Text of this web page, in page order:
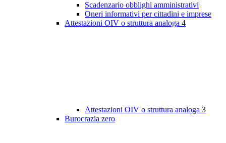
Scadenzario obblighi amministrativi
Oneri informativi per cittadini e imprese
Attestazioni OIV o struttura analoga 4
Attestazioni OIV o struttura analoga 3
Burocrazia zero